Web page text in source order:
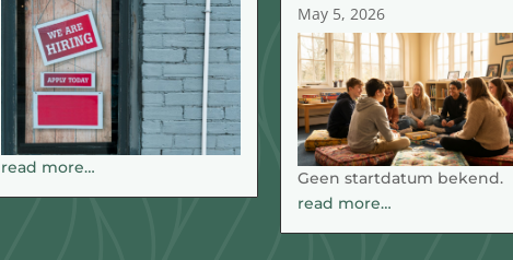
read more…
May 5, 2026
Geen startdatum bekend.
read more…